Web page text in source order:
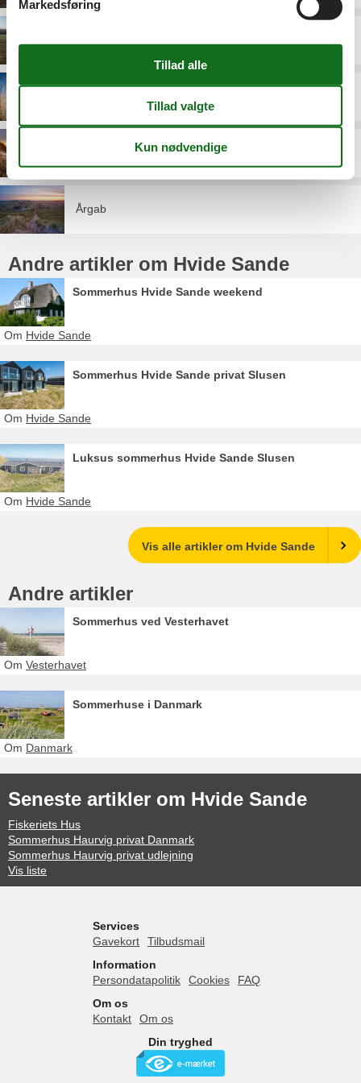
Årgab
Andre artikler om Hvide Sande
Sommerhus Hvide Sande weekend
Om Hvide Sande
Sommerhus Hvide Sande privat Slusen
Om Hvide Sande
Luksus sommerhus Hvide Sande Slusen
Om Hvide Sande
Vis alle artikler om Hvide Sande
Andre artikler
Sommerhus ved Vesterhavet
Om Vesterhavet
Sommerhuse i Danmark
Om Danmark
Seneste artikler om Hvide Sande
Fiskeriets Hus
Sommerhus Haurvig privat Danmark
Sommerhus Haurvig privat udlejning
Vis liste
Services
Gavekort
Tilbudsmail
Information
Persondatapolitik
Cookies
FAQ
Om os
Kontakt
Om os
Din tryghed
Markedsføring